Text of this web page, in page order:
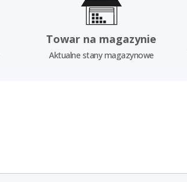
Towar na magazynie
Aktualne stany magazynowe